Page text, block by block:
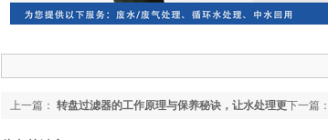
下一篇：
上一篇： 转盘过滤器的工作原理与保养秘诀，让水处理更